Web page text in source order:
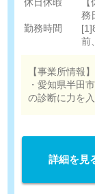
務
始
勤務時間
前
業
【事業所情報】
・愛知県半田
の診断に力を
詳細を見